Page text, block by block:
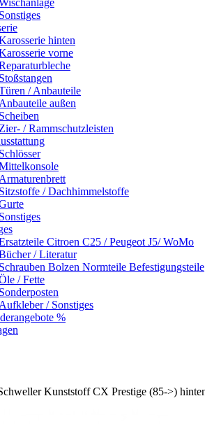
Sonstiges
hinten
vorne
Stoßstangen
/ Anbauteile
Anbauteile außen
Scheiben
Zier- / Rammschutzleisten
Schlösser
Armaturenbrett
Sitzstoffe / Dachhimmelstoffe
Sonstiges
Citroen C25 / Peugeot J5/ WoMo
/ Literatur
Schrauben Bolzen Normteile Befestigungsteile
/ Fette
Sonderposten
Aufkleber / Sonstiges
%
Kunststoff CX Prestige (85->)